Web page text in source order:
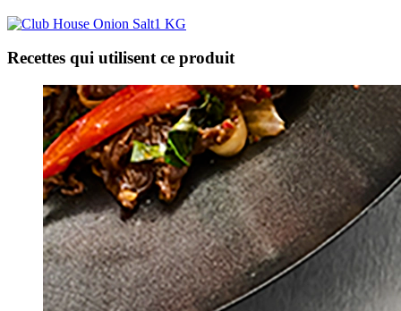
Recettes qui utilisent ce produit